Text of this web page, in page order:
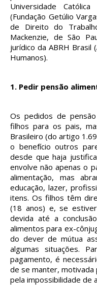
Universidade
(Fundação Getúlio
de Direito do
Mackenzie, de São
jurídico da ABRH Brasil
Humanos).
1. Pedir pensão
Os pedidos de
filhos para os pais,
Brasileiro (do artigo
o benefício outros
desde que haja
envolve não apenas o
alimentação, mas
educação, lazer,
itens. Os filhos têm
(18 anos) e, se
devida até a
alimentos para ex-
do dever de mútua
algumas situações.
pagamento, é
de se manter,
pela impossibilidade de